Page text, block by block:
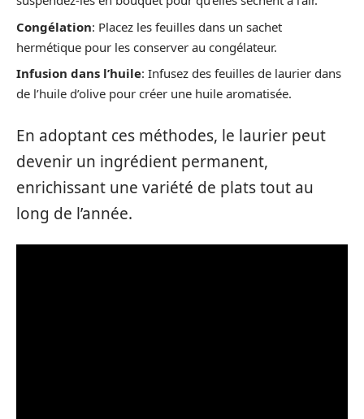
Congélation: Placez les feuilles dans un sachet
hermétique pour les conserver au congélateur.
Infusion dans l’huile: Infusez des feuilles de laurier dans
de l’huile d’olive pour créer une huile aromatisée.
En adoptant ces méthodes, le laurier peut
devenir un ingrédient permanent,
enrichissant une variété de plats tout au
long de l’année.